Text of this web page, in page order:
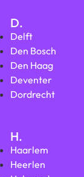
D.
Delft
Den Bosch
Den Haag
Deventer
Dordrecht
H.
Haarlem
Heerlen